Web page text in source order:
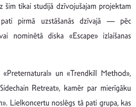
šim tikai studijā dzīvojušajam projektam
pirmā uzstāšanās dzīvajā — pēc
nominētā diska «Escape» izlaišanas
«Preternatural» un «Trendkill Method»,
Retreat», kamēr par mierīgāku
Lielkoncertu noslēgs tā pati grupa, kas